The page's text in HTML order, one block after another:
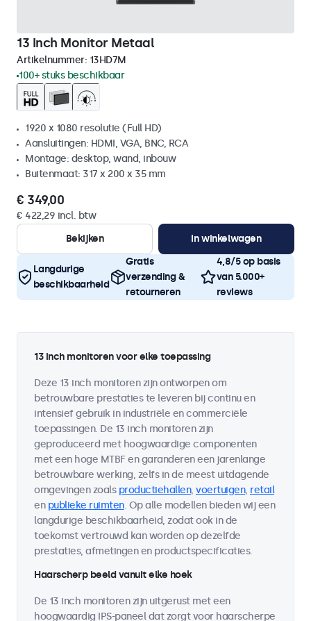
13 Inch Monitor Metaal
Artikelnummer: 13HD7M
100+ stuks beschikbaar
1920 x 1080 resolutie (Full HD)
Aansluitingen: HDMI, VGA, BNC, RCA
Montage: desktop, wand, inbouw
Buitenmaat: 317 x 200 x 35 mm
€ 349,00
€ 422,29 incl. btw
Bekijken
In winkelwagen
Langdurige
beschikbaarheid
Gratis
verzending &
retourneren
4,8/5 op basis
van 5.000+
reviews
13 inch monitoren voor elke toepassing
Deze 13 inch monitoren zijn ontworpen om
betrouwbare prestaties te leveren bij continu en
intensief gebruik in industriële en commerciële
toepassingen. De 13 inch monitoren zijn
geproduceerd met hoogwaardige componenten
met een hoge MTBF en garanderen een jarenlange
betrouwbare werking, zelfs in de meest uitdagende
omgevingen zoals productiehallen, voertuigen, retail
en publieke ruimten. Op alle modellen bieden wij een
langdurige beschikbaarheid, zodat ook in de
toekomst vertrouwd kan worden op dezelfde
prestaties, afmetingen en productspecificaties.
Haarscherp beeld vanuit elke hoek
De 13 inch monitoren zijn uitgerust met een
hoogwaardig IPS-paneel dat zorgt voor haarscherpe